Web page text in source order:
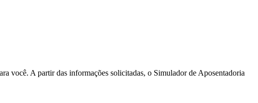
você. A partir das informações solicitadas, o Simulador de Aposentadoria